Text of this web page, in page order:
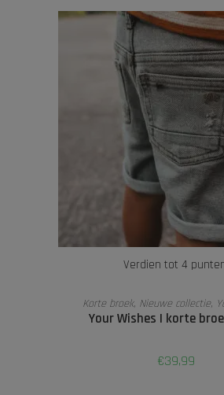
Verdien tot 4
OPTIES SELECTEREN
Korte broek, Nieuwe collectie,
Your Wishes | korte
€39,99